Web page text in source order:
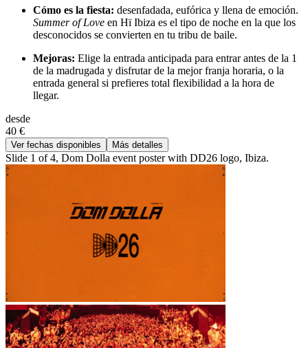
Cómo es la fiesta: desenfadada, eufórica y llena de emoción.
Summer of Love en Hï Ibiza es el tipo de noche en la que los
desconocidos se convierten en tu tribu de baile.
Mejoras: Elige la entrada anticipada para entrar antes de la 1
de la madrugada y disfrutar de la mejor franja horaria, o la
entrada general si prefieres total flexibilidad a la hora de
llegar.
desde
40 €
Ver fechas disponibles Más detalles
Slide 1 of 4, Dom Dolla event poster with DD26 logo, Ibiza.